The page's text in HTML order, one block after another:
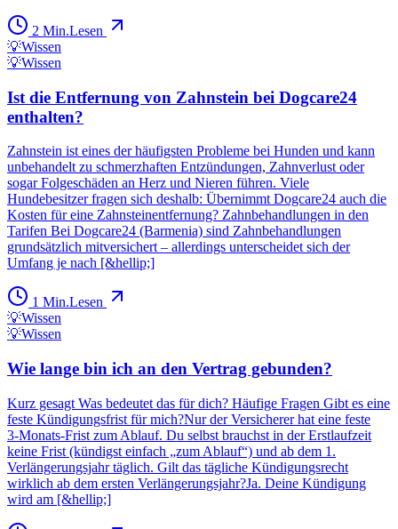
2 Min.Lesen
💡Wissen
💡Wissen
Ist die Entfernung von Zahnstein bei Dogcare24
enthalten?
Zahnstein ist eines der häufigsten Probleme bei Hunden und kann
unbehandelt zu schmerzhaften Entzündungen, Zahnverlust oder
sogar Folgeschäden an Herz und Nieren führen. Viele
Hundebesitzer fragen sich deshalb: Übernimmt Dogcare24 auch die
Kosten für eine Zahnsteinentfernung? Zahnbehandlungen in den
Tarifen Bei Dogcare24 (Barmenia) sind Zahnbehandlungen
grundsätzlich mitversichert – allerdings unterscheidet sich der
Umfang je nach [&hellip;]
1 Min.Lesen
💡Wissen
💡Wissen
Wie lange bin ich an den Vertrag gebunden?
Kurz gesagt Was bedeutet das für dich? Häufige Fragen Gibt es eine
feste Kündigungsfrist für mich?Nur der Versicherer hat eine feste
3‑Monats‑Frist zum Ablauf. Du selbst brauchst in der Erstlaufzeit
keine Frist (kündigst einfach „zum Ablauf“) und ab dem 1.
Verlängerungsjahr täglich. Gilt das tägliche Kündigungsrecht
wirklich ab dem ersten Verlängerungsjahr?Ja. Deine Kündigung
wird am [&hellip;]